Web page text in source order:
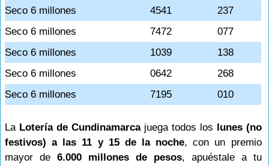
Seco 6 millones
4541
237
Seco 6 millones
7472
077
Seco 6 millones
1039
138
Seco 6 millones
0642
268
Seco 6 millones
7195 010
La Lotería de Cundinamarcajuega todos los lunes (no
festivos) a las 11 y 15 de la noche, con un premio
mayor de 6.000 millones de pesos, apuéstale a tu